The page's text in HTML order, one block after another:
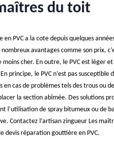
du toit
en PVC a la cote depuis quelques
nombreux avantages comme son prix,
moins cher. En outre, le PVC est léger
principe, le PVC n’est pas susceptible
en cas de problèmes tels des trous ou
la section abîmée. Des solutions
l’utilisation de spray bitumeux ou de
Contactez l’artisan zingueur Les
devis réparation gouttière en PVC.